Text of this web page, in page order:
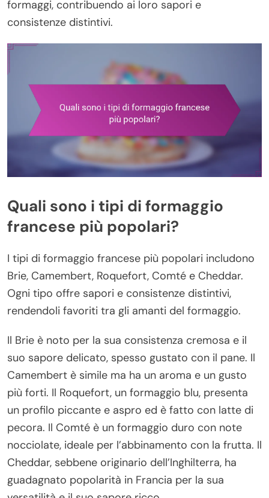
formaggi, contribuendo ai loro sapori e
consistenze distintivi.
Quali sono i tipi di formaggio
francese più popolari?
I tipi di formaggio francese più popolari includono
Brie, Camembert, Roquefort, Comté e Cheddar.
Ogni tipo offre sapori e consistenze distintivi,
rendendoli favoriti tra gli amanti del formaggio.
Il Brie è noto per la sua consistenza cremosa e il
suo sapore delicato, spesso gustato con il pane. Il
Camembert è simile ma ha un aroma e un gusto
più forti. Il Roquefort, un formaggio blu, presenta
un profilo piccante e aspro ed è fatto con latte di
pecora. Il Comté è un formaggio duro con note
nocciolate, ideale per l’abbinamento con la frutta. Il
Cheddar, sebbene originario dell’Inghilterra, ha
guadagnato popolarità in Francia per la sua